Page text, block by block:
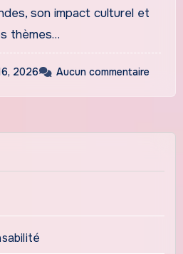
son impact culturel et
thèmes…
2026 Aucun commentaire